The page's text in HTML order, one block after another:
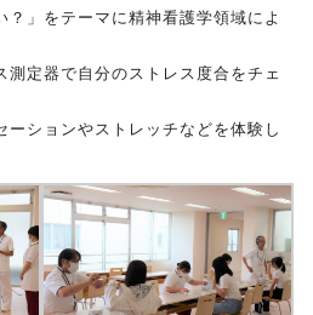
？」をテーマに精神看護学領域によ
測定器で自分のストレス度合をチェ
ーションやストレッチなどを体験し